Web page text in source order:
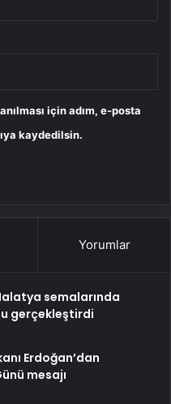
için adım, e-posta
kaydedilsin.
Yorumlar
semalarında
gerçekleştirdi
Erdoğan’dan
mesajı